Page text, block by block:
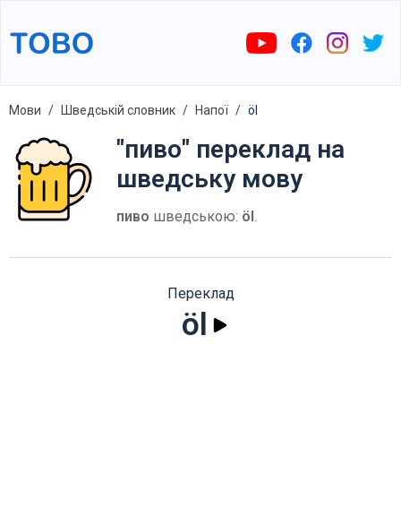
Мови Шведській словник Напої öl
"пиво" переклад на
шведську мову
пиво шведською: öl.
Переклад
öl